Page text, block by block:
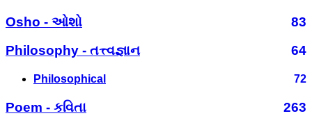
Osho - ઓશો
83
Philosophy - તત્ત્વજ્ઞાન
64
Philosophical 72
Poem - કવિતા
263